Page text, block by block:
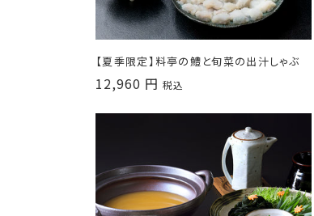
【夏季限定】料亭の鱧と旬菜の出汁しゃぶ
通
12,960 円 税込